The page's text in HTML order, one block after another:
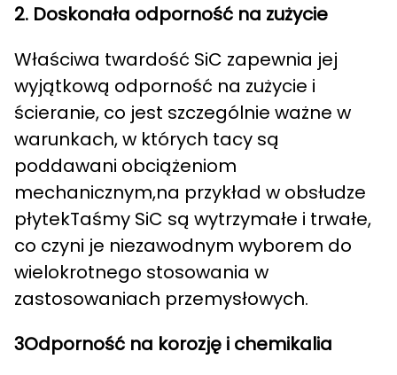
2. Doskonała odporność na zużycie
Właściwa twardość SiC zapewnia jej
wyjątkową odporność na zużycie i
ścieranie, co jest szczególnie ważne w
warunkach, w których tacy są
poddawani obciążeniom
mechanicznym,na przykład w obsłudze
płytekTaśmy SiC są wytrzymałe i trwałe,
co czyni je niezawodnym wyborem do
wielokrotnego stosowania w
zastosowaniach przemysłowych.
3Odporność na korozję i chemikalia